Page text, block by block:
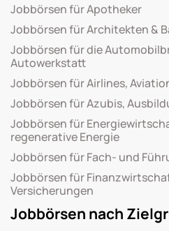
Jobbörsen für Apotheker
Jobbörsen für Architekten &
Jobbörsen für die
Autowerkstatt
Jobbörsen für Airlines,
Jobbörsen für Azubis,
Jobbörsen für
regenerative Energie
Jobbörsen für Fach- und
Jobbörsen für
Versicherungen
Jobbörsen nach